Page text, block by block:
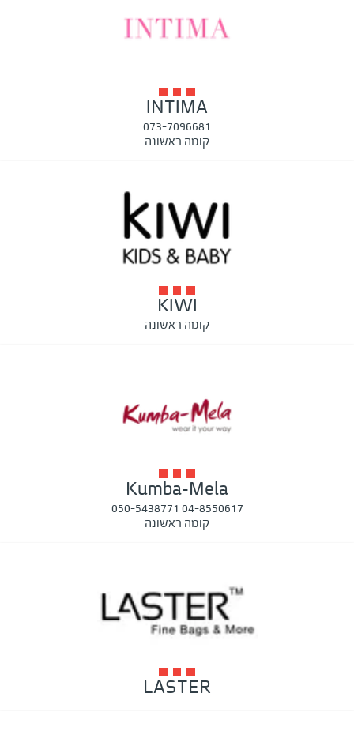
INTIMA
073-7096681
קומה ראשונה
KIWI
קומה ראשונה
Kumba-Mela
04-8550617 050-5438771
קומה ראשונה
LASTER